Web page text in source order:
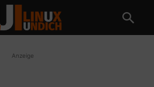
Anzeige